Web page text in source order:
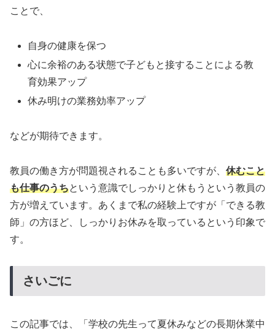
ことで、
自身の健康を保つ
心に余裕のある状態で子どもと接することによる教
育効果アップ
休み明けの業務効率アップ
などが期待できます。
教員の働き方が問題視されることも多いですが、 休むこと
も仕事のうちという意識でしっかりと休もうという教員の
方が増えています。あくまで私の経験上ですが「できる教
師」の方ほど、しっかりお休みを取っているという印象で
す。
さいごに
この記事では、「学校の先生って夏休みなどの長期休業中